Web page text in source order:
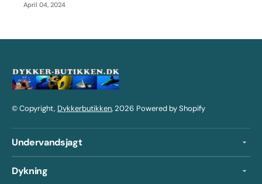
April 04, 2024
© Copyright, Dykkerbutikken, 2026 Powered by Shopify
Undervandsjagt
Dykning